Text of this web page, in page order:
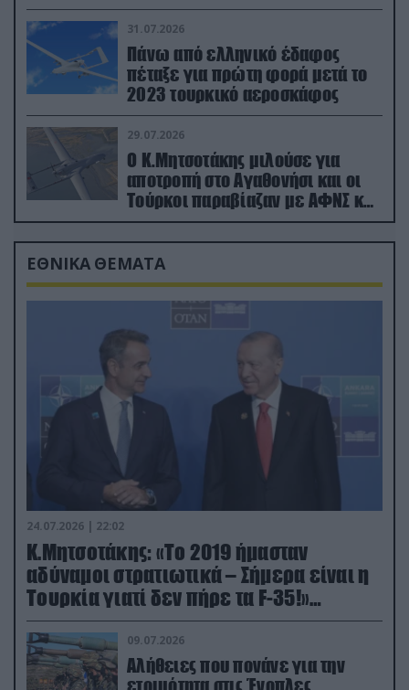
31.07.2026
Πάνω από ελληνικό έδαφος
πέταξε για πρώτη φορά μετά το
2023 τουρκικό αεροσκάφος
29.07.2026
Ο Κ.Μητσοτάκης μιλούσε για
αποτροπή στο Αγαθονήσι και οι
Τούρκοι παραβίαζαν με ΑΦΝΣ και
drone
ΕΘΝΙΚΑ ΘΕΜΑΤΑ
24.07.2026 | 22:02
Κ.Μητσοτάκης: «Το 2019 ήμασταν
αδύναμοι στρατιωτικά – Σήμερα είναι η
Τουρκία γιατί δεν πήρε τα F-35!»
(βίντεο)
09.07.2026
Αλήθειες που πονάνε για την
ετοιμότητα στις Ένοπλες